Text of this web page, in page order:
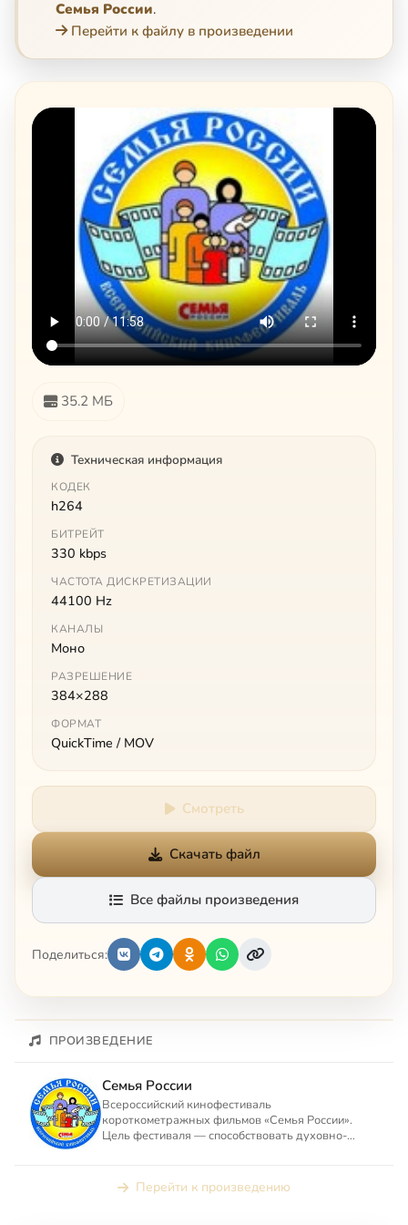
Семья России.
Перейти к файлу в произведении
35.2 МБ
Техническая информация
КОДЕК
h264
БИТРЕЙТ
330 kbps
ЧАСТОТА ДИСКРЕТИЗАЦИИ
44100 Hz
КАНАЛЫ
Моно
РАЗРЕШЕНИЕ
384×288
ФОРМАТ
QuickTime / MOV
Смотреть
Скачать файл
Все файлы произведения
Поделиться:
ПРОИЗВЕДЕНИЕ
Семья России
Всероссийский кинофестиваль
короткометражных фильмов «Семья России».
Цель фестиваля — способствовать духовно-
Перейти к произведению